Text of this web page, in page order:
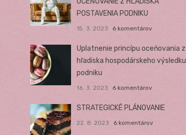
POSTAVENIA PODNIKU
15. 3. 2023 6 komentárov
Uplatnenie princípu oceňovania z
hľadiska hospodárskeho výsledku
podniku
16. 3. 2023 6 komentárov
STRATEGICKÉ PLÁNOVANIE
22. 8. 2023 6 komentárov